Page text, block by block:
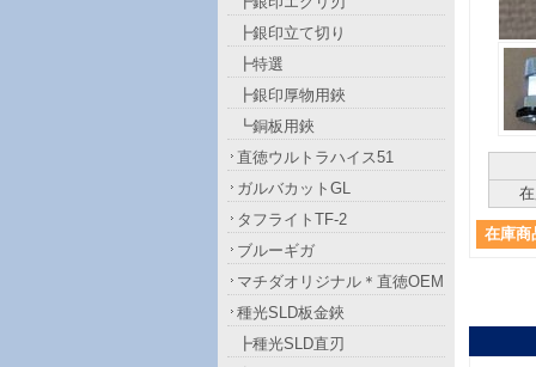
在庫商
┣銀印立て切り
┣特選
┣銀印厚物用鋏
┗銅板用鋏
直徳ウルトラハイス51
ガルバカットGL
タフライトTF-2
ブルーギガ
マチダオリジナル＊直徳OEM
種光SLD板金鋏
┣種光SLD直刃